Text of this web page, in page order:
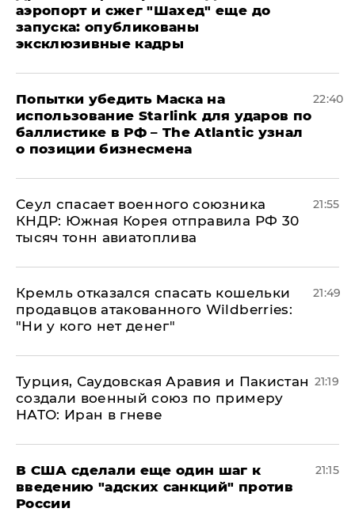
аэропорт и сжег "Шахед" еще до
запуска: опубликованы
эксклюзивные кадры
Попытки убедить Маска на
использование Starlink для ударов по
баллистике в РФ – The Atlantic узнал
о позиции бизнесмена
22:40
​Сеул спасает военного союзника
КНДР: Южная Корея отправила РФ 30
тысяч тонн авиатоплива
21:55
Кремль отказался спасать кошельки
продавцов атакованного Wildberries:
"Ни у кого нет денег"
21:49
Турция, Саудовская Аравия и Пакистан
создали военный союз по примеру
НАТО: Иран в гневе
21:19
В США сделали еще один шаг к
введению "адских санкций" против
России
21:15